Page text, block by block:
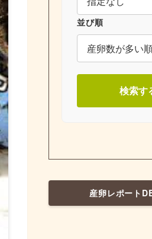
並び順
検索す
産卵レポート